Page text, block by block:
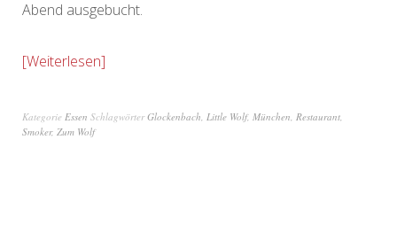
Abend ausgebucht.
Weiterlesen
Kategorie Essen SchlagwörterGlockenbach Little Wolf, München Restaurant
Smoker, Zum Wolf